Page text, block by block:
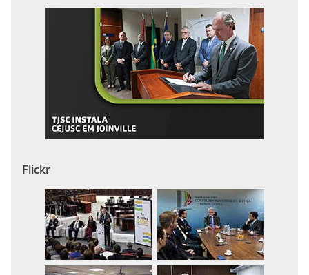
Flickr